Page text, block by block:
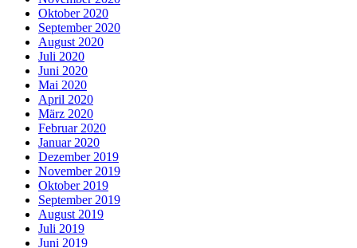
Oktober 2020
September 2020
August 2020
Juli 2020
Juni 2020
Mai 2020
April 2020
März 2020
Februar 2020
Januar 2020
Dezember 2019
November 2019
Oktober 2019
September 2019
August 2019
Juli 2019
Juni 2019